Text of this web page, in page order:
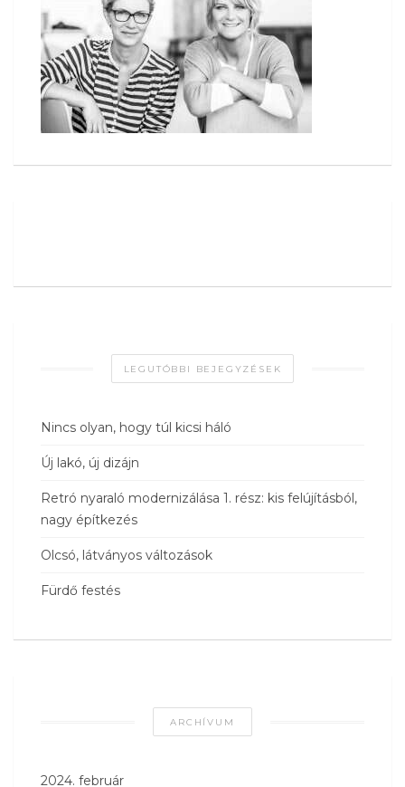
LEGUTÓBBI BEJEGYZÉSEK
Nincs olyan, hogy túl kicsi háló
Új lakó, új dizájn
Retró nyaraló modernizálása 1. rész: kis felújításból,
nagy építkezés
Olcsó, látványos változások
Fürdő festés
ARCHÍVUM
2024. február